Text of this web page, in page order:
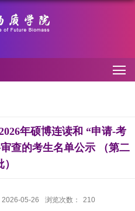
年硕博连读和 “申请-考
查的考生名单公示 （第二
2026-05-26 浏览次数： 210